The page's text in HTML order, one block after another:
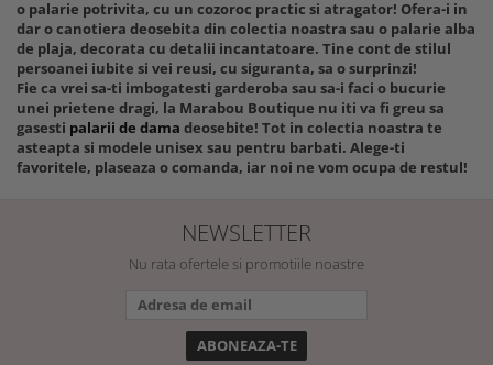
o palarie potrivita, cu un cozoroc practic si atragator! Ofera-i in
dar o canotiera deosebita din colectia noastra sau o palarie alba
de plaja, decorata cu detalii incantatoare. Tine cont de stilul
persoanei iubite si vei reusi, cu siguranta, sa o surprinzi!
Fie ca vrei sa-ti imbogatesti garderoba sau sa-i faci o bucurie
unei prietene dragi, la Marabou Boutique nu iti va fi greu sa
gasesti palarii de dama deosebite! Tot in colectia noastra te
asteapta si modele unisex sau pentru barbati. Alege-ti
favoritele, plaseaza o comanda, iar noi ne vom ocupa de restul!
NEWSLETTER
Nu rata ofertele si promotiile noastre